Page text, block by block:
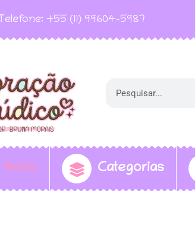
Telefone: +55 (11) 99604-5987
Início Categorias